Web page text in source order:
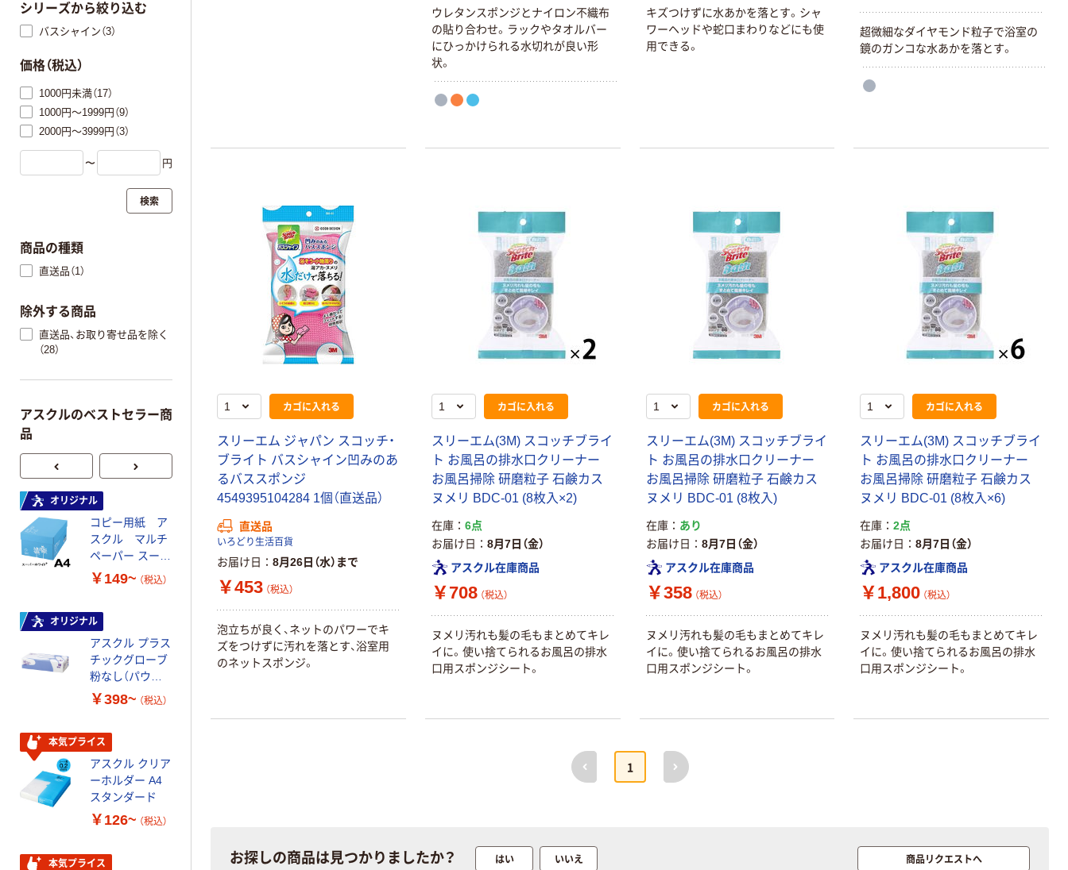
ウレタンスポンジとナイロン不織布
の貼り合わせ。ラックやタオルバー
にひっかけられる水切れが良い形
状。
キズつけずに水あかを落とす。シャ
ワーヘッドや蛇口まわりなどにも使
用できる。
超微細なダイヤモンド粒子で浴室の
鏡のガンコな水あかを落とす。
カゴに入れる
スリーエム ジャパン スコッチ・
ブライト バスシャイン凹みのあ
るバススポンジ
4549395104284 1個（直送品）
直送品
いろどり生活百貨
お届け日 8月26日（水）まで
￥453 （税込）
泡立ちが良く、ネットのパワーでキ
ズをつけずに汚れを落とす、浴室用
のネットスポンジ。
カゴに入れる
スリーエム(3M) スコッチブライ
ト お風呂の排水口クリーナー
お風呂掃除 研磨粒子 石鹸カス
ヌメリ BDC-01 (8枚入×2)
在庫
6点
お届け日
8月7日（金）
アスクル在庫商品
￥708 （税込）
ヌメリ汚れも髪の毛もまとめてキレ
イに。使い捨てられるお風呂の排水
口用スポンジシート。
カゴに入れる
スリーエム(3M) スコッチブライ
ト お風呂の排水口クリーナー
お風呂掃除 研磨粒子 石鹸カス
ヌメリ BDC-01 (8枚入)
在庫
あり
お届け日
8月7日（金）
アスクル在庫商品
￥358 （税込）
ヌメリ汚れも髪の毛もまとめてキレ
イに。使い捨てられるお風呂の排水
口用スポンジシート。
カゴに入れる
スリーエム(3M) スコッチブライ
ト お風呂の排水口クリーナー
お風呂掃除 研磨粒子 石鹸カス
ヌメリ BDC-01 (8枚入×6)
在庫
2点
お届け日
8月7日（金）
アスクル在庫商品
￥1,800 （税込）
ヌメリ汚れも髪の毛もまとめてキレ
イに。使い捨てられるお風呂の排水
口用スポンジシート。
前へ
1
次へ
お探しの商品は見つかりましたか？ はい いいえ 商品リクエストへ
シリーズから絞り込む
バスシャイン（3）
価格（税込）
1000円未満（17）
1000円～1999円（9）
2000円～3999円（3）
〜 円
検索
商品の種類
直送品（1）
除外する商品
直送品、お取り寄せ品を除く
（28）
アスクルのベストセラー商
品
オリジナル
コピー用紙 ア
スクル マルチ
ペーパー スーパ
ーホワイト+
￥149~ （税込）
オリジナル
アスクル プラス
チックグローブ
粉なし（パウダ
ーフリー）
￥398~ （税込）
本気プライス
アスクル クリア
ーホルダー A4
スタンダード
￥126~ （税込）
本気プライス
オリジナル
コピー用紙 マ
ルチペーパー
スーパーエコノ
ミー+
￥149~
本気プライス
トイレットペー
パー ダブル60
本気プライス
本気プライス
蛍光オプテック
ス1(アスクル限
ペン ゼブラ
￥52~
嬬恋銘水 ナチュ
ラルミネラルウ
ォーター 500ml
（税込）
オリジナル
【アスクル限定】
ファーストレイ
ローブ ホワイ
ト 粉なし（パ
￥698~
ペーパータオル
小判・シングル
再生紙 200枚
ティッシュペー
パー ボックス
オリジナル
本気プライス
【ガムテープ】ア
スクル 現場のチ
オリジナル
スクル マルチ
ーホワイト+
￥149~
アスクル プラス
チックグローブ
粉なし（パウダ
本気プライス